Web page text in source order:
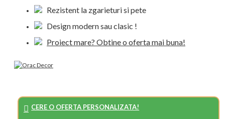
Rezistent la zgarieturi si pete
Design modern sau clasic !
Proiect mare? Obtine o oferta mai buna!
CERE O OFERTA PERSONALIZATA!